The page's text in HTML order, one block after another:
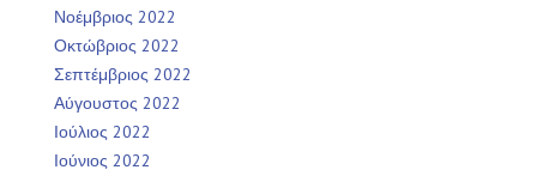
Νοέμβριος 2022
Οκτώβριος 2022
Σεπτέμβριος 2022
Αύγουστος 2022
Ιούλιος 2022
Ιούνιος 2022